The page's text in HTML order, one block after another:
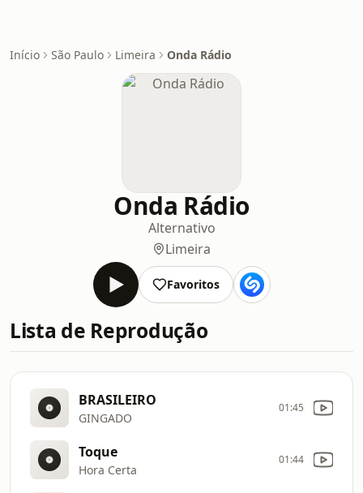
Início São Paulo Limeira Onda Rádio
Onda Rádio
Alternativo
Limeira
Favoritos
Lista de Reprodução
BRASILEIRO
GINGADO
01:45
Toque
Hora Certa
01:44